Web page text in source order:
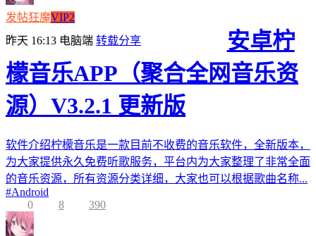
发帖狂魔VIP2
昨天 16:13 电脑端 转载分享
安卓柠
檬音乐APP（聚合全网音乐资
源）V3.2.1 更新版
软件介绍柠檬音乐是一款目前不收费的音乐软件，全新版本，
为大家提供永久免费听歌服务，平台内为大家整理了非常全面
的音乐资源，所有资源分类详细，大家也可以根据歌曲名称...
#Android
0
8 390